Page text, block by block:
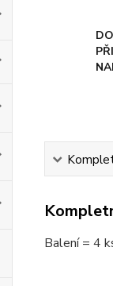
Balení = 4